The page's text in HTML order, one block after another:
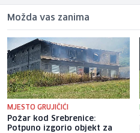
Možda vas zanima
MJESTO GRUJIČIĆI
Požar kod Srebrenice:
Potpuno izgorio objekt za